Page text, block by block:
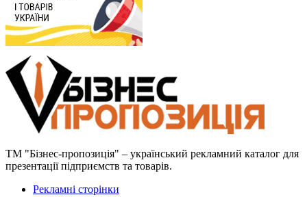
ТМ "Бізнес-пропозиція" – український рекламний каталог для
презентації підприємств та товарів.
Рекламні сторінки